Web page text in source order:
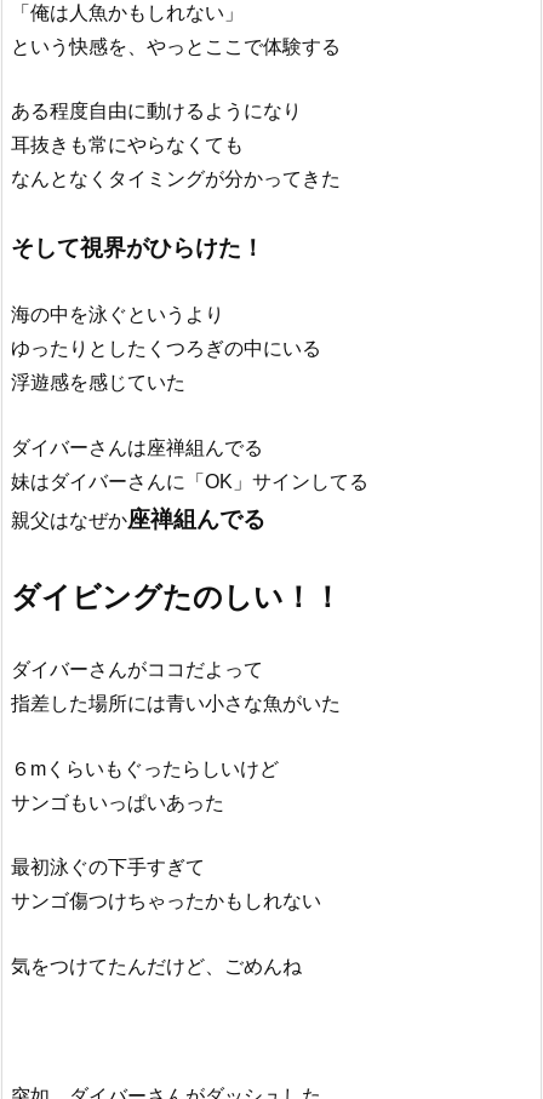
「俺は人魚かもしれない」
という快感を、やっとここで体験する
ある程度自由に動けるようになり
耳抜きも常にやらなくても
なんとなくタイミングが分かってきた
そして視界がひらけた！
海の中を泳ぐというより
ゆったりとしたくつろぎの中にいる
浮遊感を感じていた
ダイバーさんは座禅組んでる
妹はダイバーさんに「OK」サインしてる
親父はなぜか座禅組んでる
ダイビングたのしい！！
ダイバーさんがココだよって
指差した場所には青い小さな魚がいた
６mくらいもぐったらしいけど
サンゴもいっぱいあった
最初泳ぐの下手すぎて
サンゴ傷つけちゃったかもしれない
気をつけてたんだけど、ごめんね